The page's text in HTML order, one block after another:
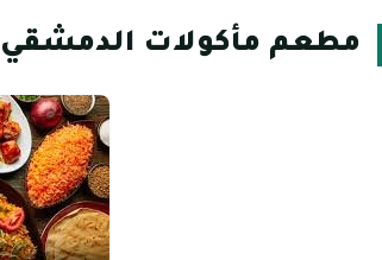
مطعم مأكولات الدمشقي